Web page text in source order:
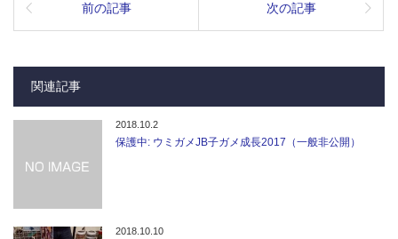
前の記事 次の記事
関連記事
2018.10.2
保護中: ウミガメJB子ガメ成長2017（一般非公開）
2018.10.10